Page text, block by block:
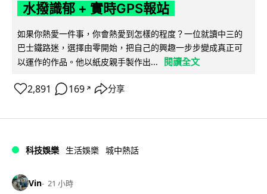
水撥識郁 + 實時GPS報站
如果你熱愛一件事，你會熱愛到怎樣的程度？一位就讀中三的
巴士鐵路迷，選擇由零開始，把自己的興趣一步步變成真正可
以運作的作品。他以紙皮親手製作出...
閱讀全文
2,891 169 ↗ 分享
科技娛樂 生活娛樂 城中熱話
Vin 21 小時